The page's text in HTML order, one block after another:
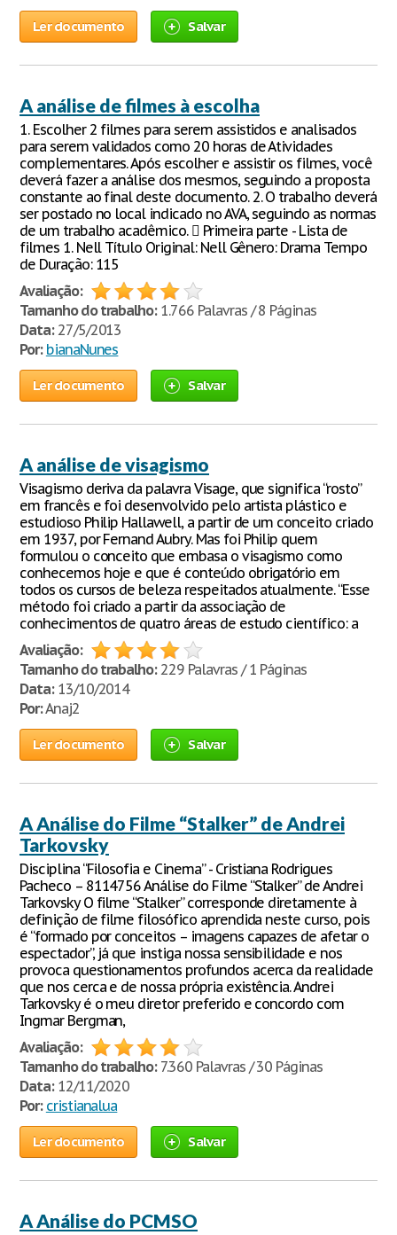
Ler documento Salvar
A análise de filmes à escolha
1. Escolher 2 filmes para serem assistidos e analisados
para serem validados como 20 horas de Atividades
complementares. Após escolher e assistir os filmes, você
deverá fazer a análise dos mesmos, seguindo a proposta
constante ao final deste documento. 2. O trabalho deverá
ser postado no local indicado no AVA, seguindo as normas
de um trabalho acadêmico.  Primeira parte - Lista de
filmes 1. Nell Título Original: Nell Gênero: Drama Tempo
de Duração: 115
Avaliação:
Tamanho do trabalho:1.766 Palavras / 8 Páginas
Data:27/5/2013
Por: bianaNunes
Ler documento Salvar
A análise de visagismo
Visagismo deriva da palavra Visage, que significa “rosto”
em francês e foi desenvolvido pelo artista plástico e
estudioso Philip Hallawell, a partir de um conceito criado
em 1937, por Fernand Aubry. Mas foi Philip quem
formulou o conceito que embasa o visagismo como
conhecemos hoje e que é conteúdo obrigatório em
todos os cursos de beleza respeitados atualmente. “Esse
método foi criado a partir da associação de
conhecimentos de quatro áreas de estudo científico: a
Avaliação:
Tamanho do trabalho:229 Palavras / 1 Páginas
Data:13/10/2014
Por:Anaj2
Ler documento Salvar
A Análise do Filme “Stalker” de Andrei
Tarkovsky
Disciplina “Filosofia e Cinema” - Cristiana Rodrigues
Pacheco – 8114756 Análise do Filme “Stalker” de Andrei
Tarkovsky O filme “Stalker” corresponde diretamente à
definição de filme filosófico aprendida neste curso, pois
é “formado por conceitos – imagens capazes de afetar o
espectador”, já que instiga nossa sensibilidade e nos
provoca questionamentos profundos acerca da realidade
que nos cerca e de nossa própria existência. Andrei
Tarkovsky é o meu diretor preferido e concordo com
Ingmar Bergman,
Avaliação:
Tamanho do trabalho:7.360 Palavras / 30 Páginas
Data:12/11/2020
Por: cristianalua
Ler documento Salvar
A Análise do PCMSO